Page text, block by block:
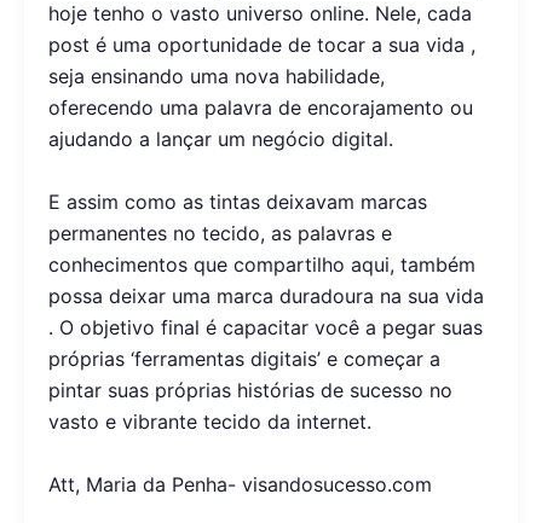
hoje tenho o vasto universo online. Nele, cada
post é uma oportunidade de tocar a sua vida ,
seja ensinando uma nova habilidade,
oferecendo uma palavra de encorajamento ou
ajudando a lançar um negócio digital.
E assim como as tintas deixavam marcas
permanentes no tecido, as palavras e
conhecimentos que compartilho aqui, também
possa deixar uma marca duradoura na sua vida
. O objetivo final é capacitar você a pegar suas
próprias ‘ferramentas digitais’ e começar a
pintar suas próprias histórias de sucesso no
vasto e vibrante tecido da internet.
Att, Maria da Penha- visandosucesso.com